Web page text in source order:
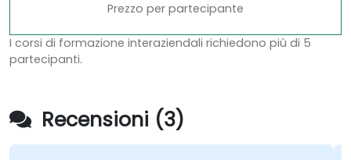
Prezzo per partecipante
I corsi di formazione interaziendali richiedono più di 5
partecipanti.
Recensioni (3)